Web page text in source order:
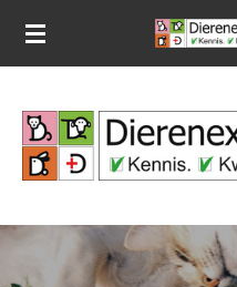
Ga
de
hoofdinhoud